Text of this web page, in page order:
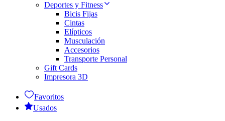
Deportes y Fitness
Bicis Fijas
Cintas
Elípticos
Musculación
Accesorios
Transporte Personal
Gift Cards
Impresora 3D
Favoritos
Usados